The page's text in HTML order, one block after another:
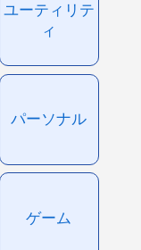
ユーティリテ
ィ
パーソナル
ゲーム